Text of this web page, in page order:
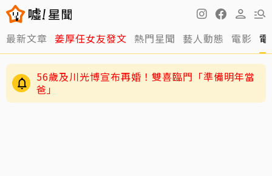
最新文章 姜厚任女友發文 熱門星聞 藝人動態 電影
56歲及川光博宣布再婚！雙喜臨門「準備明年當
爸」